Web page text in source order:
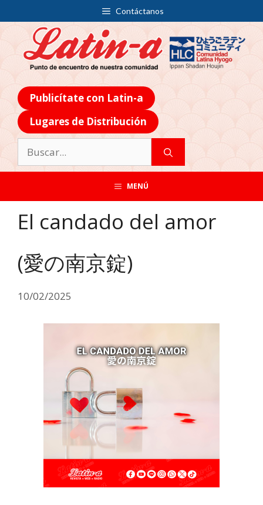
Contáctanos
Publicítate con Latin-a
Lugares de Distribución
MENÚ
El candado del amor
(愛の南京錠)
10/02/2025